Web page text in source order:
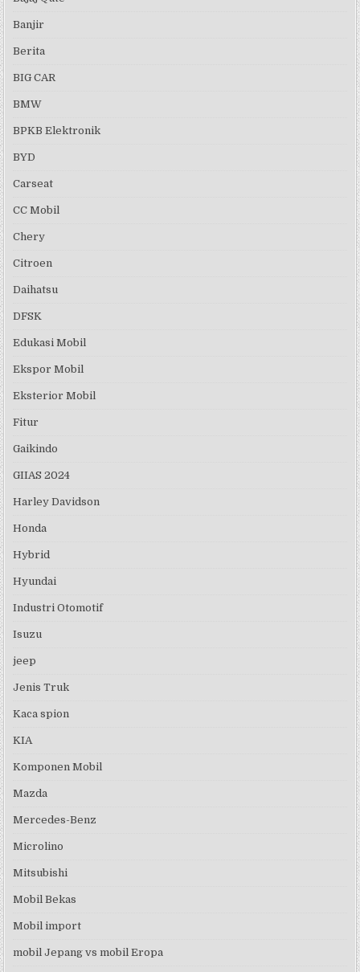
Banjir
Berita
BIG CAR
BMW
BPKB Elektronik
BYD
Carseat
CC Mobil
Chery
Citroen
Daihatsu
DFSK
Edukasi Mobil
Ekspor Mobil
Eksterior Mobil
Fitur
Gaikindo
GIIAS 2024
Harley Davidson
Honda
Hybrid
Hyundai
Industri Otomotif
Isuzu
jeep
Jenis Truk
Kaca spion
KIA
Komponen Mobil
Mazda
Mercedes-Benz
Microlino
Mitsubishi
Mobil Bekas
Mobil import
mobil Jepang vs mobil Eropa